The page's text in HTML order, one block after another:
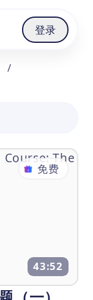
登录
/
免费
43:52